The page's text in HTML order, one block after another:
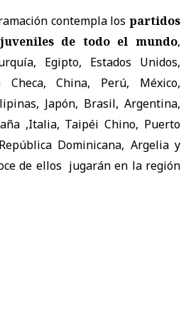
contempla los partidos
de todo el mundo,
Egipto, Estados Unidos,
Checa, China, Perú, México,
Japón, Brasil, Argentina,
,Italia, Taipéi Chino, Puerto
Dominicana, Argelia y
de ellos jugarán en la región